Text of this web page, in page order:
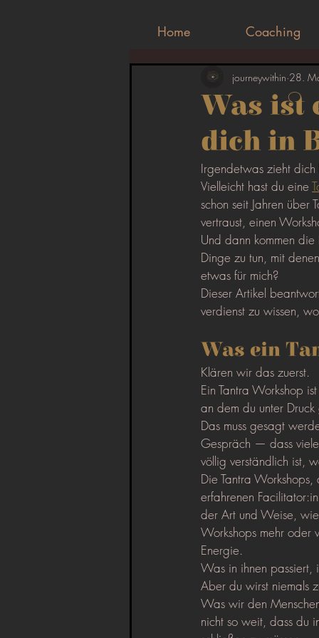
Home Coaching
Was ist
dich in
journeywithin 28.
Irgendetwas zieht dich
Vielleicht hast du eine
schon seit Jahren über
vertraust, einen
Und dann kommen
Dinge zu tun, mit
etwas für mich?
Dieser Artikel
verdienst zu wissen,
Was ein
Klären wir das zuerst.
Ein Tantra Workshop
an dem du unter
Das muss gesagt
Gespräch — dass viele
völlig verständlich ist,
Die Tantra
erfahrenen
der Art und Weise,
Workshops mehr oder
Energie.
Was in ihnen passiert,
Aber du wirst niemals
Was wir den
nicht so weit, dass du